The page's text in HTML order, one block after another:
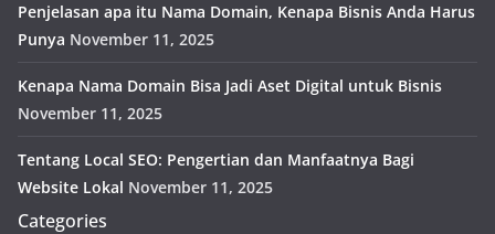
Penjelasan apa itu Nama Domain, Kenapa Bisnis Anda Harus
Punya November 11, 2025
Kenapa Nama Domain Bisa Jadi Aset Digital untuk Bisnis
November 11, 2025
Tentang Local SEO: Pengertian dan Manfaatnya Bagi
Website Lokal November 11, 2025
Categories